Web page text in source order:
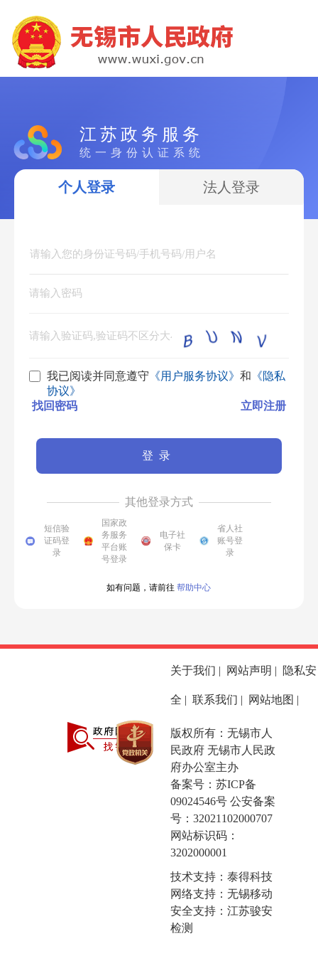
江苏政务服务
统一身份认证系统
个人登录 法人登录
我已阅读并同意遵守 《用户服务协议》 和 《隐私
协议》
找回密码
立即注册
登录
其他登录方式
短信验
证码登
录
国家政
务服务
平台账
号登录
电子社
保卡
省人社
账号登
录
如有问题，请前往 帮助中心
关于我们 | 网站声明 | 隐私安
全 | 联系我们 | 网站地图 |
版权所有：无锡市人
民政府 无锡市人民政
府办公室主办
备案号： 苏ICP备
09024546号 公安备案
号：32021102000707
网站标识码：
3202000001
技术支持：泰得科技
网络支持：无锡移动
安全支持：江苏骏安
检测